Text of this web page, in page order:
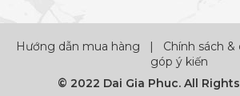
Hướng dẫn mua hàng | Chính sách
góp ý kiến
© 2022 Dai Gia Phuc. All